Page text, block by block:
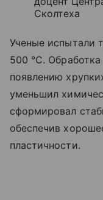
Сколтеха
Ученые испытали
500 °C.
появлению
уменьшил
сформировал
обеспечив
пластичности.